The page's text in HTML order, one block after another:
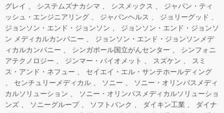
グレイ システムズナカシマ シスメックス
ジャパン・ティ
ッシュ・エンジニアリング
ジャパンヘルス
ジョリーグッド
ジョンソン・エンド・ジョンソン
ジョンソン・エンド・ジョンソ
ン メディカルカンパニー
ジョンソン・エンド・ジョンソンメデ
ィカルカンパニー
シンガポール国立がんセンター
シンフォニ
アテクノロジー
ジンマー・バイオメット スズケン
スミ
ス・アンド・ネフュー
セイエイ・エル・サンテホールディング
センチュリーメディカル
ソニー
ソニー・オリンパスメディ
カルソリューション
ソニー・オリンパスメディカルソリューショ
ンズ
ソニーグループ ソフトバンク ダイキン工業
ダイナ